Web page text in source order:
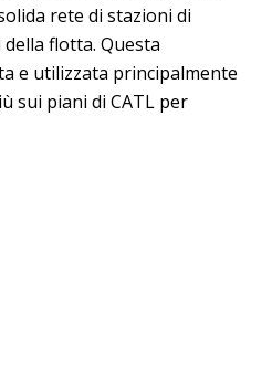
rete di stazioni di
flotta. Questa
e utilizzata principalmente
sui piani di CATL per